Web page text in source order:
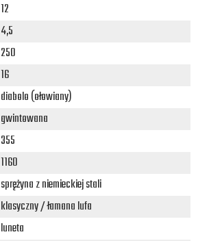
12
4,5
250
16
diabolo (ołowiany)
gwintowana
355
1160
sprężyna z niemieckiej stali
klasyczny / łamana lufa
luneta